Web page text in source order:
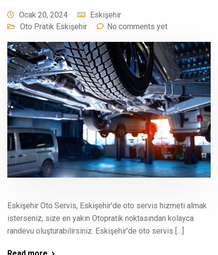
Ocak 20, 2024
Eskişehir
Oto Pratik Eskişehir
No comments yet
Eskişehir Oto Servis, Eskişehir’de oto servis hizmeti almak
isterseniz, size en yakın Otopratik noktasından kolayca
randevu oluşturabilirsiniz. Eskişehir’de oto servis […]